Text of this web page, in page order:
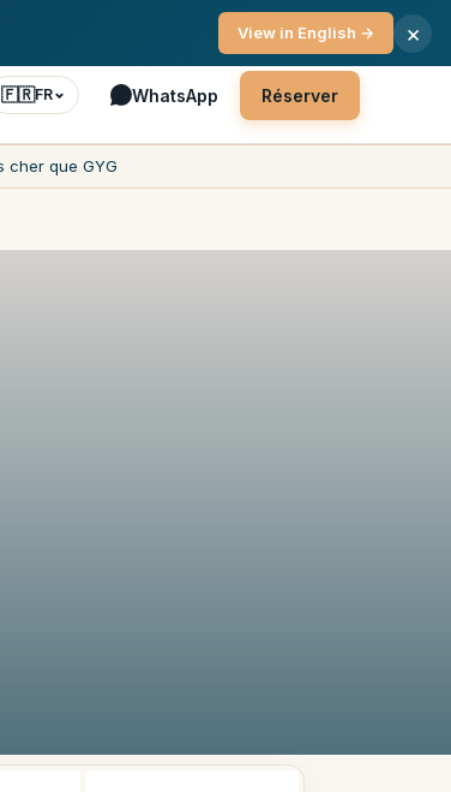
🇫🇷FR WhatsApp Réserver
cher que GYG
View in English → ×